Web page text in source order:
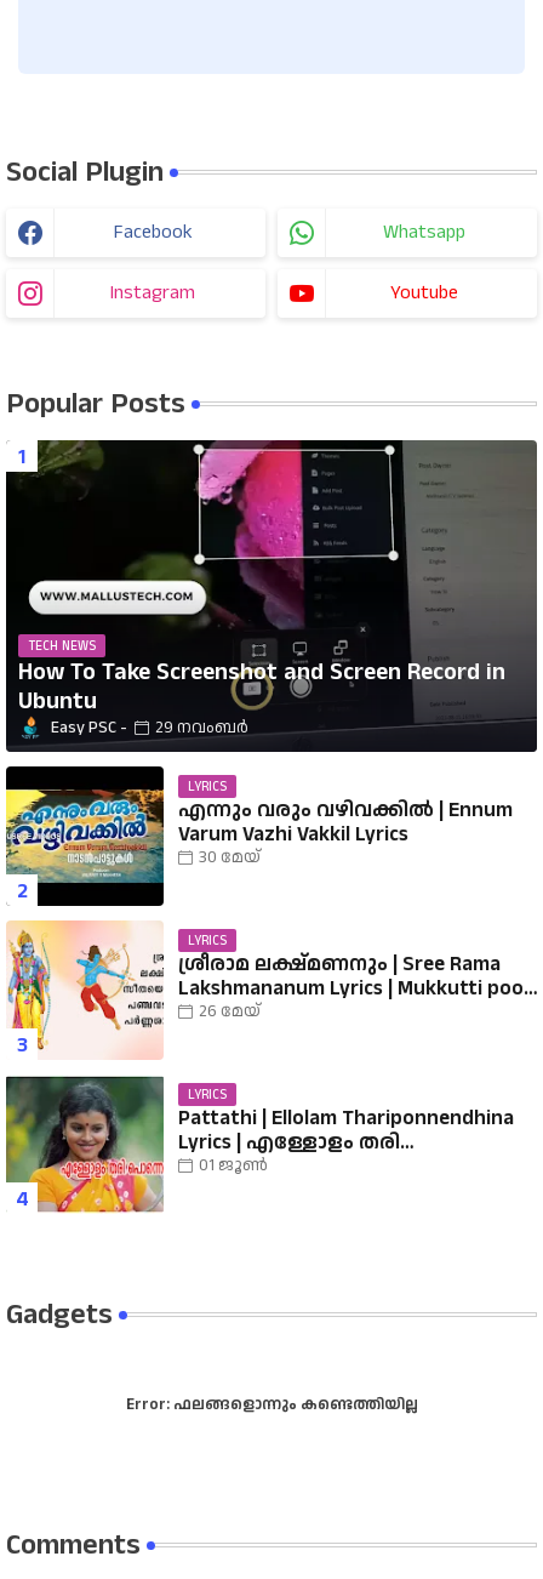
Social Plugin
Facebook Whatsapp
Instagram Youtube
Popular Posts
TECH NEWS
How To Take Screenshot and Screen Record in
Ubuntu
Easy PSC 29 നവംബർ
LYRICS
എന്നും വരും വഴിവക്കിൽ | Ennum
Varum Vazhi Vakkil Lyrics
30 മേയ്
LYRICS
ശ്രീരാമ ലക്ഷ്മണനും | Sree Rama
Lakshmananum Lyrics | Mukkutti poo
Album | Sreerama Song Malayalam |
26 മേയ്
LYRICS
Pattathi | Ellolam Thariponnendhina
Lyrics | എള്ളോളം തരി
പൊന്നെന്തിനാ...... വരികൾ
01 ജൂൺ
Gadgets
Error:ഫലങ്ങളൊന്നും കണ്ടെത്തിയില്ല
Comments